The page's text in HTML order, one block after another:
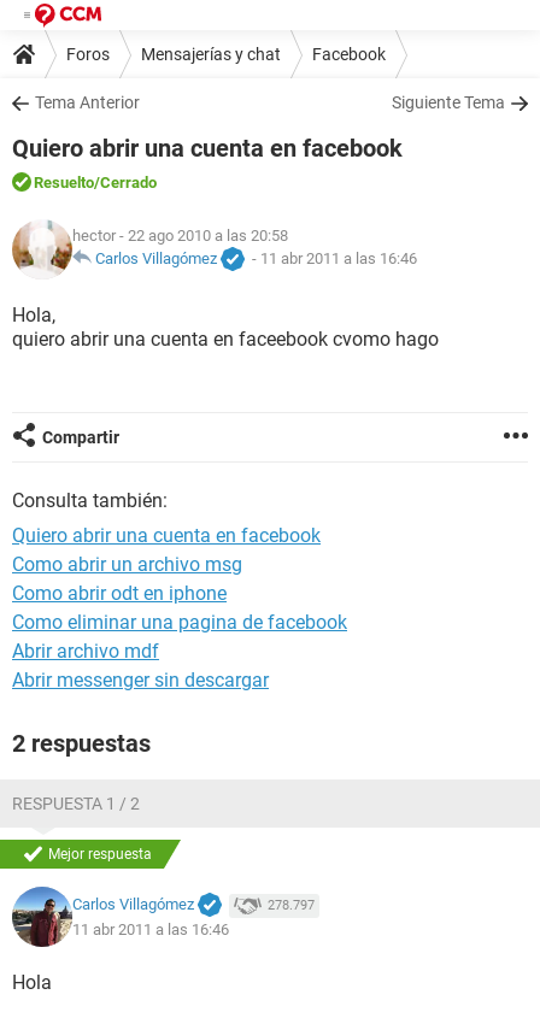
Foros Mensajerías y chat Facebook
Tema Anterior Siguiente Tema
Quiero abrir una cuenta en facebook
Resuelto/Cerrado
hector - 22 ago 2010 a las 20:58
Carlos Villagómez
- 11 abr 2011 a las 16:46
Hola,
quiero abrir una cuenta en faceebook cvomo hago
Compartir
Consulta también:
Quiero abrir una cuenta en facebook
Como abrir un archivo msg
Como abrir odt en iphone
Como eliminar una pagina de facebook
Abrir archivo mdf
Abrir messenger sin descargar
2 respuestas
RESPUESTA 1 / 2
Mejor respuesta
Carlos Villagómez 278.797
11 abr 2011 a las 16:46
Hola